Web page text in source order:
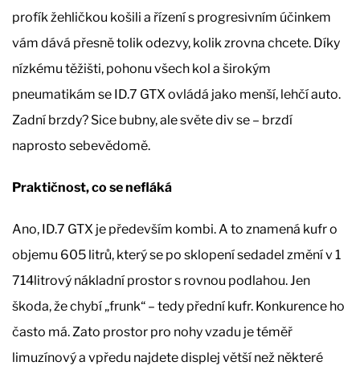
profík žehličkou košili a řízení s progresivním účinkem
vám dává přesně tolik odezvy, kolik zrovna chcete. Díky
nízkému těžišti, pohonu všech kol a širokým
pneumatikám se ID.7 GTX ovládá jako menší, lehčí auto.
Zadní brzdy? Sice bubny, ale světe div se – brzdí
naprosto sebevědomě.
Praktičnost, co se nefláká
Ano, ID.7 GTX je především kombi. A to znamená kufr o
objemu 605 litrů, který se po sklopení sedadel změní v 1
714litrový nákladní prostor s rovnou podlahou. Jen
škoda, že chybí „frunk“ – tedy přední kufr. Konkurence ho
často má. Zato prostor pro nohy vzadu je téměř
limuzínový a vpředu najdete displej větší než některé